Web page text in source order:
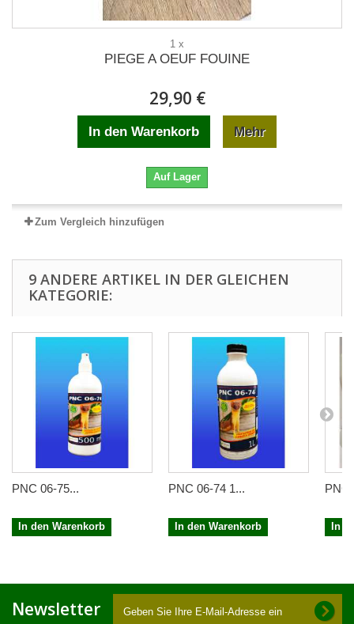
1 x
PIEGE A OEUF FOUINE
29,90 €
In den Warenkorb Mehr
Auf Lager
Zum Vergleich hinzufügen
9 ANDERE ARTIKEL IN DER GLEICHEN
KATEGORIE:
PNC 06-75...
In den Warenkorb
PNC 06-74 1...
In den Warenkorb
PNC
In
Newsletter